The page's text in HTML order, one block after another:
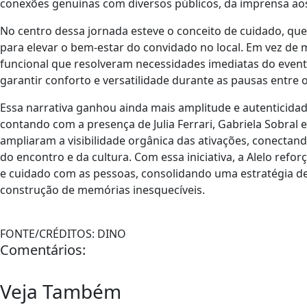
conexões genuínas com diversos públicos, da imprensa
No centro dessa jornada esteve o conceito de cuidado,
para elevar o bem-estar do convidado no local. Em vez
funcional que resolveram necessidades imediatas do
garantir conforto e versatilidade durante as pausas entre
Essa narrativa ganhou ainda mais amplitude e
contando com a presença de Julia Ferrari, Gabriela
ampliaram a visibilidade orgânica das ativações,
do encontro e da cultura. Com essa iniciativa, a Alelo
e cuidado com as pessoas, consolidando uma estratégia
construção de memórias inesquecíveis.
FONTE/CRÉDITOS: DINO
Comentários:
Veja Também